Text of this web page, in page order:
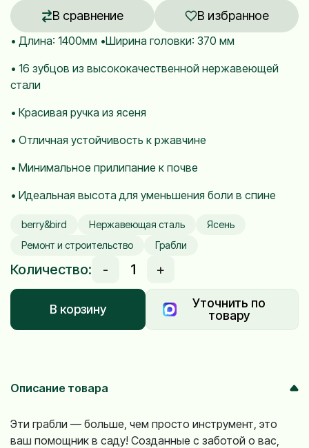
В сравнение В избранное
• Длина: 1400мм •Ширина головки: 370 мм
• 16 зубцов из высококачественной нержавеющей
стали
• Красивая ручка из ясеня
• Отличная устойчивость к ржавчине
• Минимальное прилипание к почве
• Идеальная высота для уменьшения боли в спине
berry&bird Нержавеющая сталь
Ясень
Ремонт и строительство
Грабли
Количество: - +
В корзину
Уточнить по
товару
Описание товара
Эти грабли — больше, чем просто инструмент, это
ваш помощник в саду! Созданные с заботой о вас,